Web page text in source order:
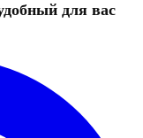
для вас